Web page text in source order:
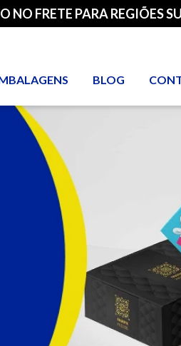
NO FRETE PARA REGIÕES
BLOG